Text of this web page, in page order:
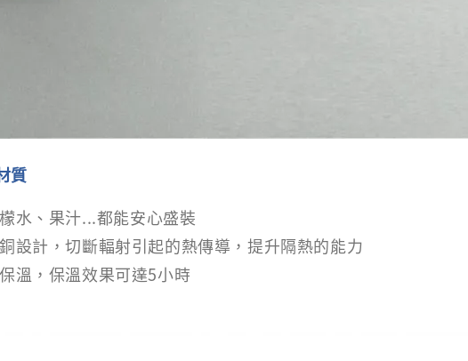
質
水、果汁...都能安心盛裝
設計，切斷輻射引起的熱傳導，提升隔熱的能力
溫，保溫效果可達5小時